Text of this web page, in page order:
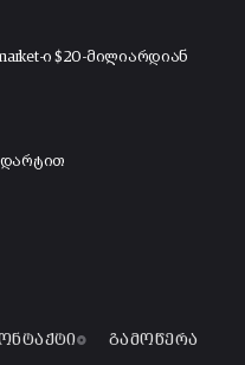
ი $20-მილიარდიან
გამოწერა